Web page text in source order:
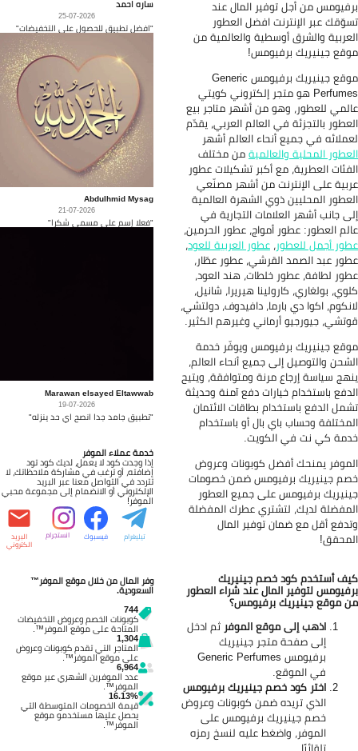
من أجل توفير المال عند
عبر الإنترنت افضل العطور
والشرق أوسطية والعالمية من
جينيريك برفيومس!
موقع جينيريك برفيومس Generic
Perfumes هو متجر إلكتروني كويتي
للعطور، وهو من أشهر متاجر بيع
بالتجزئة في العالم العربي، يقدّم
في جميع أنحاء العالم أشهر
المحلية والعالميةمن مختلف
العطرية، مع أكبر تشكيلات عطور
على الإنترنت من أشهر مصنّعي
المحليين ذوي الشهرة العالمية
جانب أشهر العلامات التجارية في
العطور: عطور أمواج، عطور الحرمين،
أجمل للعطور،عطور العربية للعود،
عبد الصمد القرشي، عطور عطّار،
لطافة، عطور خلطات، هند العود،
بولغاري، كارولينا هيريرا، شانيل،
اكوا دي بارما، دافيدوف، دولتشي،
جيورجيو أرماني وغيرهم الكثير.
جينيريك برفيومس ويوفّر خدمة
والتوصيل إلى جميع أنحاء العالم،
سياسة إرجاع مرنة ومتوافقة، ويتيح
باستخدام خيارات دفع آمنة وحديثة
الدفع باستخدام بطاقات الائتمان
وحساب باي بال أو باستخدام
كي نت في الكويت.
يمنحك أفضل كوبونات وعروض
جينيريك برفيومس ضمن خصومات
برفيومس على جميع العطور
لديك، لتشتري عطرك المفضلة
أقل مع ضمان توفير المال
أستخدم كود خصم جينيريك
لتوفير المال عند شراء العطور
موقع جينيريك برفيومس؟
اذهب إلى موقع الموفرثم ادخل
إلى صفحة متجر جينيريك
برفيومس Generic Perfumes
في الموقع.
اختر كود خصم جينيريك برفيومس
الذي تريده ضمن كوبونات وعروض
خصم جينيريك برفيومس على
الموفر، واضغط عليه لنسخ رمزه
ساره احمد
25-07-2026
"افضل تطبيق للحصول على التخفيضات"
Abdulhmid Mysag
21-07-2026
"فعلا إسم على مسمى شكرا"
Marawan elsayed Eltawwab
19-07-2026
"تطبيق جامد جدا انصح اي حد ينزله"
خدمة عملاء الموفر
إذا وجدت كود لا يعمل، لديك كود تود
إضافته، أو ترغب في مشاركة ملاحظاتك، لا
تتردد في التواصل معنا عبر البريد
الإلكتروني أو الانضمام إلى مجموعة محبي
الموفر!
تيليغرام فيسبوك انستجرام البريد
الكتروني
وفر المال من خلال موقع الموفر™
السعودية.
744
كوبونات الخصم وعروض التخفيضات
المتاحة على موقع الموفر™.
1,304
المتاجر التي تقدم كوبونات وعروض
على موقع الموفر™.
6,964
عدد الموفرين الشهري عبر موقع
الموفر™.
16.13%
قيمة الخصومات المتوسطة التي
يحصل عليها مستخدمو موقع
الموفر™.